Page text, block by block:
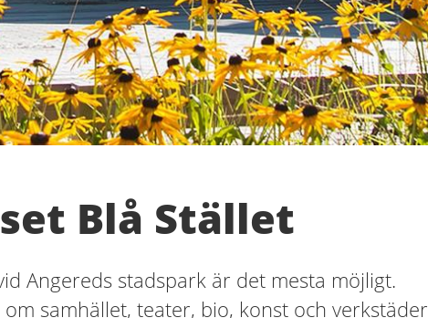
Blå Stället
Angereds stadspark är det mesta möjligt.
samhället, teater, bio, konst och verkstäder